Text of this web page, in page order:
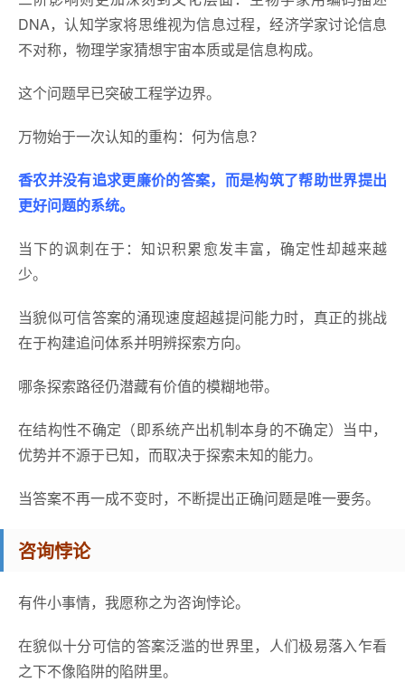
DNA，认知学家将思维视为信息过程，经济学家讨论信息
不对称，物理学家猜想宇宙本质或是信息构成。
这个问题早已突破工程学边界。
万物始于一次认知的重构：何为信息？
香农并没有追求更廉价的答案，而是构筑了帮助世界提出
更好问题的系统。
当下的讽刺在于：知识积累愈发丰富，确定性却越来越
少。
当貌似可信答案的涌现速度超越提问能力时，真正的挑战
在于构建追问体系并明辨探索方向。
哪条探索路径仍潜藏有价值的模糊地带。
在结构性不确定（即系统产出机制本身的不确定）当中，
优势并不源于已知，而取决于探索未知的能力。
当答案不再一成不变时，不断提出正确问题是唯一要务。
咨询悖论
有件小事情，我愿称之为咨询悖论。
在貌似十分可信的答案泛滥的世界里，人们极易落入乍看
之下不像陷阱的陷阱里。